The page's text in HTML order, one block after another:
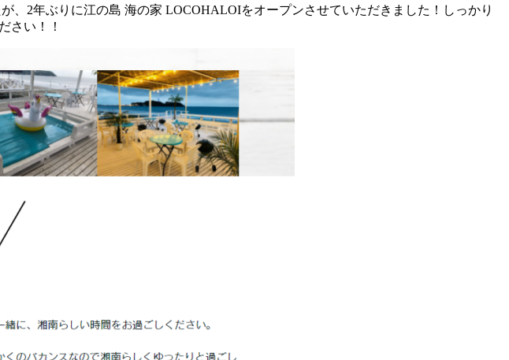
、2年ぶりに江の島 海の家 LOCOHALOIをオープンさせていただきました！しっかり
さい！！